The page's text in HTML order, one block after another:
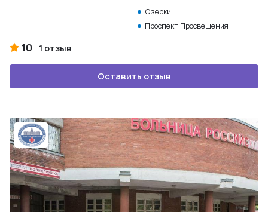
Озерки
Проспект Просвещения
10 1 отзыв
Оставить отзыв